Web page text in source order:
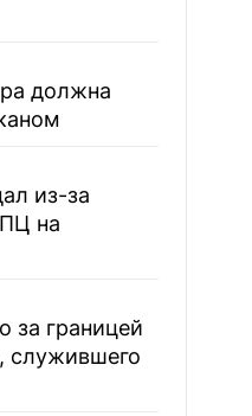
должна
из-за
на
за границей
служившего